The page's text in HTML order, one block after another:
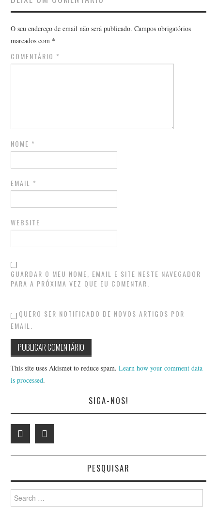
O seu endereço de email não será publicado. Campos obrigatórios
marcados com *
COMENTÁRIO *
NOME *
EMAIL *
WEBSITE
GUARDAR O MEU NOME, EMAIL E SITE NESTE NAVEGADOR
PARA A PRÓXIMA VEZ QUE EU COMENTAR.
QUERO SER NOTIFICADO DE NOVOS ARTIGOS POR
EMAIL.
This site uses Akismet to reduce spam.Learn how your comment data
is processed.
SIGA-NOS!
PESQUISAR
for: